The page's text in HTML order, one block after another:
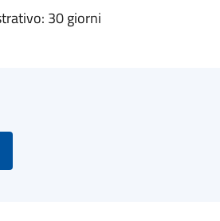
30 giorni